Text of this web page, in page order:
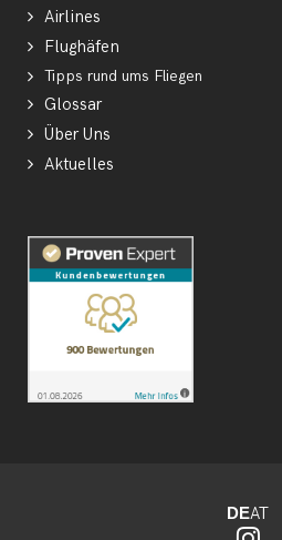
Airlines
Flughäfen
Tipps rund ums Fliegen
Glossar
Über Uns
Aktuelles
DEAT